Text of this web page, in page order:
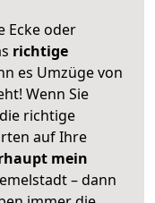
Ecke oder
richtige
es Umzüge von
Wenn Sie
richtige
auf Ihre
mein
– dann